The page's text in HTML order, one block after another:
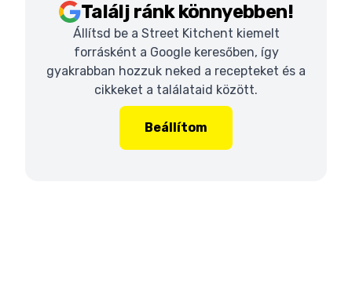
Találj ránk könnyebben!
Állítsd be a Street Kitchent kiemelt
forrásként a Google keresőben, így
gyakrabban hozzuk neked a recepteket és a
cikkeket a találataid között.
Beállítom